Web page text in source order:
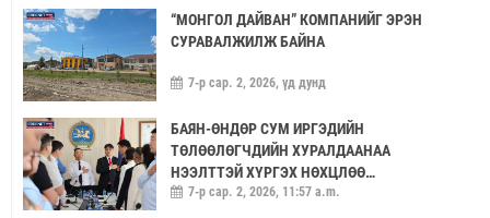
“МОНГОЛ ДАЙВАН” КОМПАНИЙГ ЭРЭН
СУРАВАЛЖИЛЖ БАЙНА
7-р сар. 2, 2026, үд дунд
БАЯН-ӨНДӨР СУМ ИРГЭДИЙН
ТӨЛӨӨЛӨГЧДИЙН ХУРАЛДААНАА
НЭЭЛТТЭЙ ХҮРГЭХ НӨХЦЛӨӨ
САЙЖРУУЛААЧ
7-р сар. 2, 2026, 11:57 a.m.